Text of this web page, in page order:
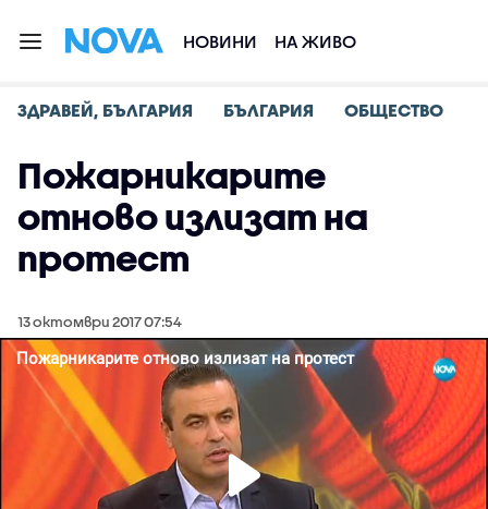
НОВИНИ НА ЖИВО
ЗДРАВЕЙ, БЪЛГАРИЯ БЪЛГАРИЯ ОБЩЕСТВО
Пожарникарите
отново излизат на
протест
13 октомври 2017 07:54